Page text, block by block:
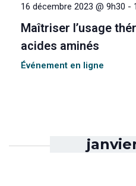
16 décembre 2023 @ 9h30 -
Maîtriser l’usage
acides aminés
Événement en ligne